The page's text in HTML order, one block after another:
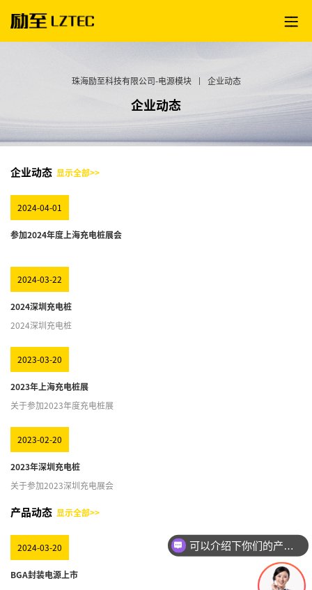
珠海励至科技有限公司-电源模块 企业动态
企业动态
企业动态 显示全部>>
2024-04-01
参加2024年度上海充电桩展会
2024-03-22
2024深圳充电桩
2024深圳充电桩
2023-03-20
2023年上海充电桩展
关于参加2023年度充电桩展
2023-02-20
2023年深圳充电桩
关于参加2023深圳充电展会
产品动态 显示全部>>
2024-03-20
BGA封装电源上市
可以介绍下你们的产品么
你们是怎么收费的呢